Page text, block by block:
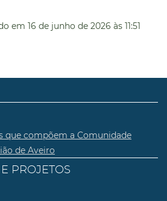
em 16 de junho de 2026 às 11:51
que compõem a Comunidade
de Aveiro
PROJETOS